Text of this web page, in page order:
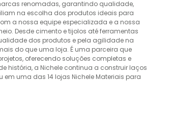
renomadas, garantindo qualidade,
na escolha dos produtos ideais para
a nossa equipe especializada e a nossa
Desde cimento e tijolos até ferramentas
dos produtos e pela agilidade na
do que uma loja. É uma parceira que
oferecendo soluções completas e
história, a Nichele continua a construir laços
em uma das 14 lojas Nichele Materiais para